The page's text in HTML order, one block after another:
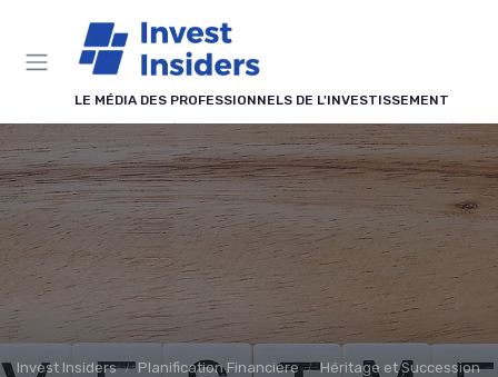
LE MÉDIA DES PROFESSIONNELS DE L'INVESTISSEMENT
Invest Insiders Planification Financière Héritage et Succession